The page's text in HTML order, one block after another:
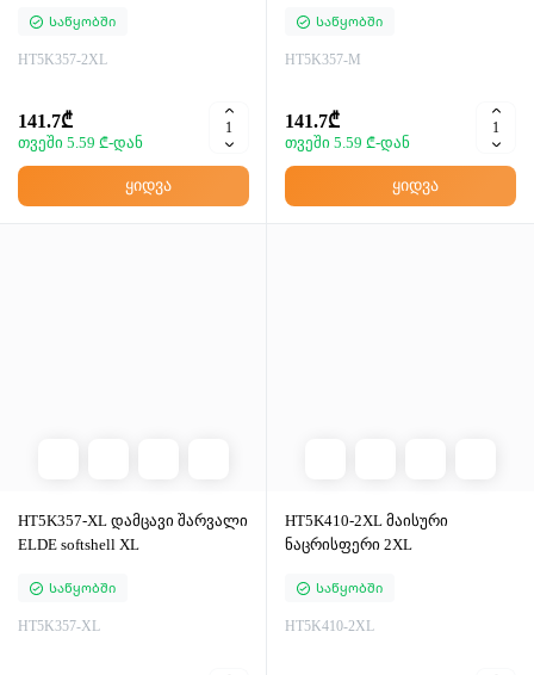
Საწყობში
HT5K357-2XL
141.7₾
თვეში 5.59 ₾-დან
ყიდვა
Საწყობში
HT5K357-M
141.7₾
თვეში 5.59 ₾-დან
ყიდვა
HT5K357-XL დამცავი შარვალი
ELDE softshell XL
Საწყობში
HT5K357-XL
HT5K410-2XL მაისური
ნაცრისფერი 2XL
Საწყობში
HT5K410-2XL